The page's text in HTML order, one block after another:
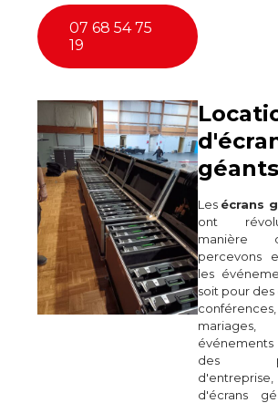
07 68 54 75
19
Les écrans
ont
manière
percevons
les
soit pour
des
d'écrans